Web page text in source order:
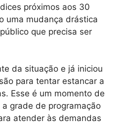
próximos aos 30
uma mudança drástica
que precisa ser
da situação e já iniciou
para tentar estancar a
Esse é um momento de
grade de programação
atender às demandas